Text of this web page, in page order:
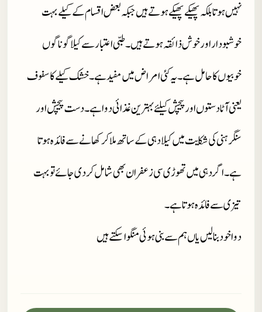
نہیں ہوتا بلکہ پھیکے پھیکے ہوتے ہیں جبکہ بعض اقسام کے کیلے بہت
خوشبودار اور خوش ذائقہ ہوتے ہیں۔ طبی اعتبار سے کیلا گوناگوں
خوبیوں کا حامل ہے۔ یہ کئی امراض میں مفید ہے۔ خشک کیلے کا سفوف
یعنی آٹا دستوں اور پیچش کیلئے بہترین غذائی دوا ہے۔ دست پیچش اور
سنگرہنی کی شکایت میں کیلا دہی کے ساتھ ملا کر کھانے سےفائدہ ہوتا
ہے۔ اگر دہی میں تھوڑی سی زعفران بھی شامل کردی جائے تو بہت
تیزی سے فائدہ ہوتا ہے۔
دوا خود بنا لیں یاں ہم سے بنی ہوئی منگوا سکتے ہیں